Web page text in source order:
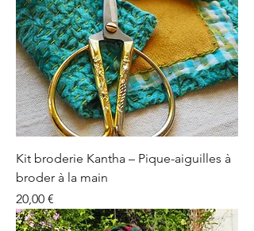
Kit broderie Kantha – Pique-aiguilles à
broder à la main
Prix
20,00 €